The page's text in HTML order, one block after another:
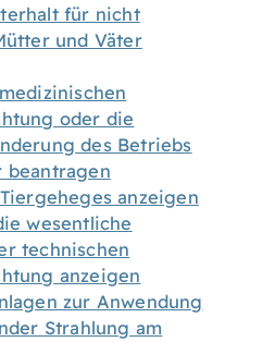
für nicht
und Väter
oder die
des Betriebs
beantragen
anzeigen
wesentliche
technischen
anzeigen
zur Anwendung
Strahlung am